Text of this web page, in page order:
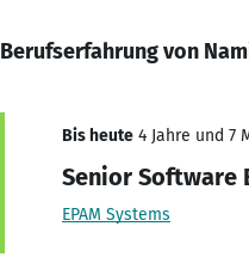
Berufserfahrung von
Bis heute 4 Jahre und 7
Senior Software
EPAM Systems